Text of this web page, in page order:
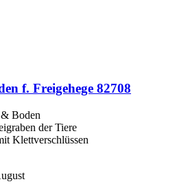
f. Freigehege 82708
Boden
der Tiere
Klettverschlüssen